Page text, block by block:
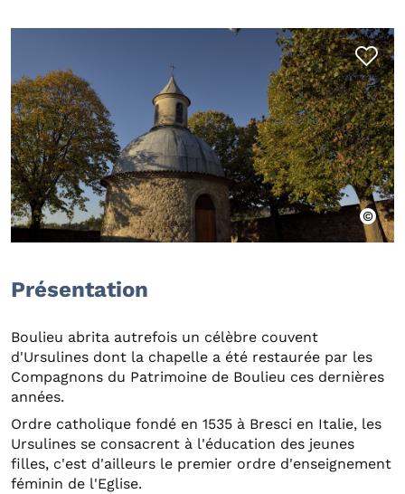
Présentation
Boulieu abrita autrefois un célèbre couvent
d'Ursulines dont la chapelle a été restaurée par les
Compagnons du Patrimoine de Boulieu ces dernières
années.
Ordre catholique fondé en 1535 à Bresci en Italie, les
Ursulines se consacrent à l'éducation des jeunes
filles, c'est d'ailleurs le premier ordre d'enseignement
féminin de l'Eglise.